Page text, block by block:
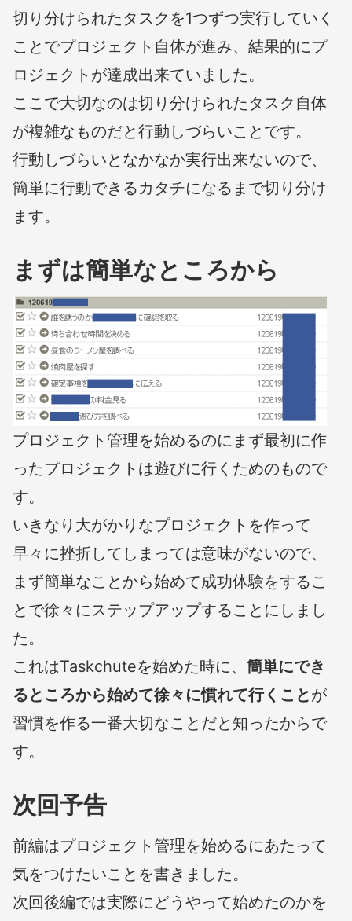
切り分けられたタスクを1つずつ実行していく
ことでプロジェクト自体が進み、結果的にプ
ロジェクトが達成出来ていました。
ここで大切なのは切り分けられたタスク自体
が複雑なものだと行動しづらいことです。
行動しづらいとなかなか実行出来ないので、
簡単に行動できるカタチになるまで切り分け
ます。
まずは簡単なところから
プロジェクト管理を始めるのにまず最初に作
ったプロジェクトは遊びに行くためのもので
す。
いきなり大がかりなプロジェクトを作って
早々に挫折してしまっては意味がないので、
まず簡単なことから始めて成功体験をするこ
とで徐々にステップアップすることにしまし
た。
これはTaskchuteを始めた時に、 簡単にでき
るところから始めて徐々に慣れて行くことが
習慣を作る一番大切なことだと知ったからで
す。
次回予告
前編はプロジェクト管理を始めるにあたって
気をつけたいことを書きました。
次回後編では実際にどうやって始めたのかを